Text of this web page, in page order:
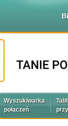
Wyszukiwarka
połączeń